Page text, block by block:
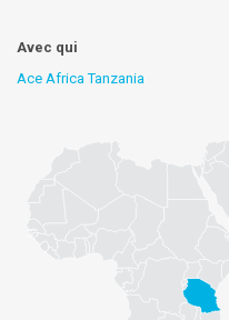
Avec qui
Ace Africa Tanzania